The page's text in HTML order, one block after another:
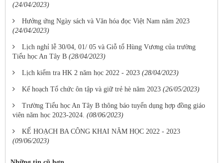
(24/04/2023)
Hưởng ứng Ngày sách và Văn hóa đọc Việt Nam năm 2023
(24/04/2023)
Lịch nghỉ lễ 30/04, 01/ 05 và Giỗ tổ Hùng Vương của trường
Tiểu học An Tây B (28/04/2023)
Lịch kiểm tra HK 2 năm học 2022 - 2023 (28/04/2023)
Kế hoạch Tổ chức ôn tập và giữ trẻ hè năm 2023 (26/05/2023)
Trường Tiểu học An Tây B thông báo tuyển dụng hợp đồng giáo
viên năm học 2023-2024. (08/06/2023)
KẾ HOẠCH BA CÔNG KHAI NĂM HỌC 2022 - 2023
(09/06/2023)